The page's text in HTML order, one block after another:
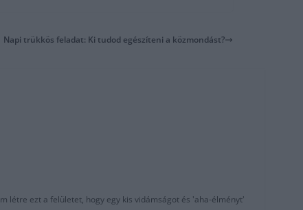
Napi trükkös feladat: Ki tudod egészíteni a közmondást?
létre ezt a felületet, hogy egy kis vidámságot és 'aha-élményt'